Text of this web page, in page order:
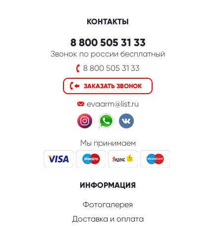
КОНТАКТЫ
8 800 505 31 33
Звонок по россии бесплатный
8 800 505 31 33
ЗАКАЗАТЬ ЗВОНОК
evaarm@list.ru
Мы принимаем
ИНФОРМАЦИЯ
Фотогалерея
Доставка и оплата